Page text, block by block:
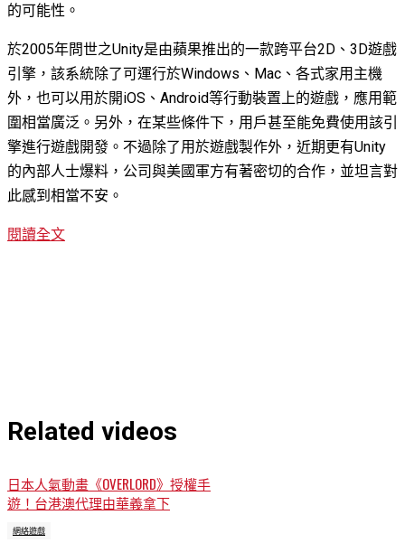
的可能性。
於2005年問世之Unity是由蘋果推出的一款跨平台2D、3D遊戲
引擎，該系統除了可運行於Windows、Mac、各式家用主機
外，也可以用於開iOS、Android等行動裝置上的遊戲，應用範
圍相當廣泛。另外，在某些條件下，用戶甚至能免費使用該引
擎進行遊戲開發。不過除了用於遊戲製作外，近期更有Unity
的內部人士爆料，公司與美國軍方有著密切的合作，並坦言對
此感到相當不安。
閱讀全文
Related videos
日本人氣動畫《OVERLORD》授權手
遊！台港澳代理由華義拿下
網絡遊戲